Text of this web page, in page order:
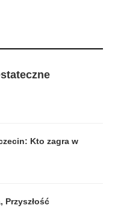
Kto zagra w
Przyszłość